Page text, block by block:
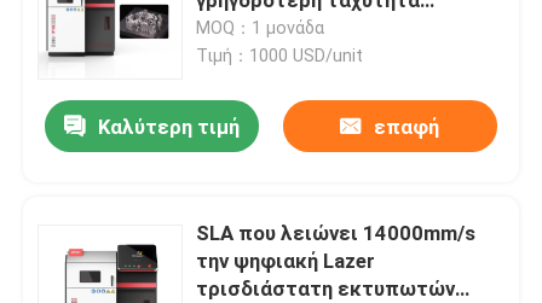
Σχετικά με εμάς
Γύρος εργοστασίων
επαφή
συμπύκνωσης λέιζερ ινών
μηχανών διπλή
MOQ：1 μονάδα
Τιμή：1000 USD/unit
Καλύτερη τιμή επαφή
SLA που λειώνει 14000mm/s
την ψηφιακή Lazer
τρισδιάστατη εκτυπωτών